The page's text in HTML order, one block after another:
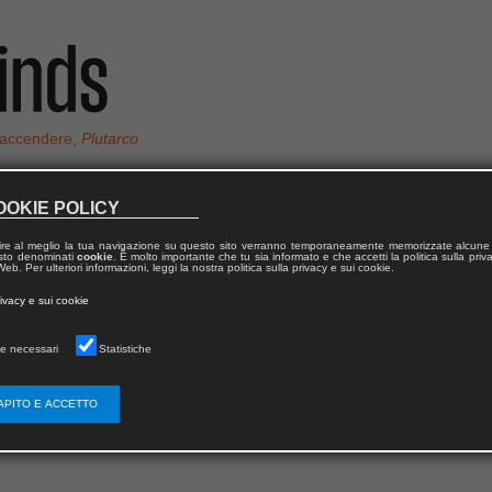
Plutarco
1961 a Milano. Abbandonati gli studi in lettere moderne, ha svolto vari
l’ospedale Niguarda nel capoluogo lombardo. Oltre ad aver scritto
« Urania » e « Oltre », ha pubblicato le antologie
(2001) e il libro di poesie
POLICY
al meglio la tua navigazione su questo sito verranno temporaneamente memorizzate alcune
denominati cookie. È molto importante che tu sia informato e che accetti la politica sulla
Per ulteriori informazioni, leggi la nostra politica sulla privacy e sui cookie.
e sui cookie
necessari Statistiche
E ACCETTO